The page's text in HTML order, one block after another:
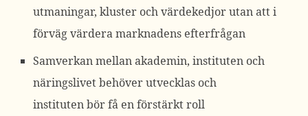
utmaningar, kluster och värdekedjor utan att i
förväg värdera marknadens efterfrågan
Samverkan mellan akademin, instituten och
näringslivet behöver utvecklas och
instituten bör få en förstärkt roll